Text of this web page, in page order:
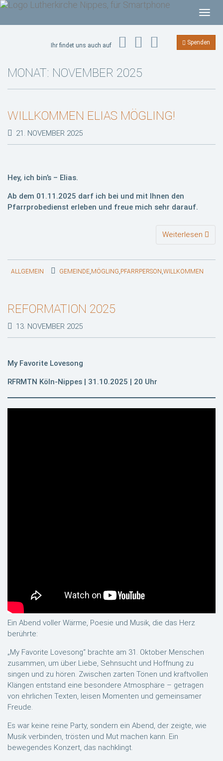
T
o
g
g
n
Ihr findet uns auch auf Spenden
MONAT: NOVEMBER 2025
WILLKOMMEN ELIAS MÖGLING!
21. NOVEMBER 2025
Hey, ich bin’s – Elias.
Ab dem 01.11.2025 darf ich bei und mit Ihnen den
Pfarrprobedienst erleben und freue mich sehr darauf.
Weiterlesen
ALLGEMEIN GEMEINDE,MÖGLING, PFARRPERSON,WILLKOMMEN
REFORMATION 2025
13. NOVEMBER 2025
My Favorite Lovesong
RFRMTN Köln-Nippes | 31.10.2025 | 20 Uhr
Ein Abend voller Wärme, Poesie und Musik, die das Herz
berührte:
„My Favorite Lovesong“ brachte am 31. Oktober Menschen
zusammen, um über Liebe, Sehnsucht und Hoffnung zu
singen und zu hören. Zwischen zarten Tönen und kraftvollen
Klängen entstand eine besondere Atmosphäre – getragen
von ehrlichen Texten, leisen Momenten und gemeinsamer
Freude.
Es war keine reine Party, sondern ein Abend, der zeigte, wie
Musik verbinden, trösten und Mut machen kann. Ein
bewegendes Konzert, das nachklingt.